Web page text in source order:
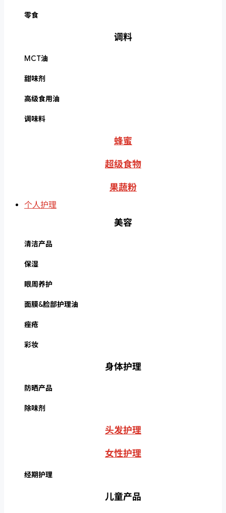
零食
调料
MCT油
甜味剂
高级食用油
调味料
蜂蜜
超级食物
果蔬粉
个人护理
美容
清洁产品
保湿
眼周养护
面膜&脸部护理油
痤疮
彩妆
身体护理
防晒产品
除味剂
头发护理
女性护理
经期护理
儿童产品